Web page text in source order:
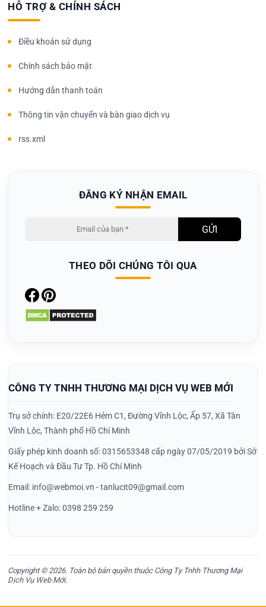
HỖ TRỢ & CHÍNH SÁCH
Điều khoản sử dụng
Chính sách bảo mật
Hướng dẫn thanh toán
Thông tin vận chuyển và bàn giao dịch vụ
rss.xml
ĐĂNG KÝ NHẬN EMAIL
THEO DÕI CHÚNG TÔI QUA
CÔNG TY TNHH THƯƠNG MẠI DỊCH VỤ WEB MỚI
Trụ sở chính: E20/22E6 Hẻm C1, Đường Vĩnh Lộc, Ấp 57, Xã Tân
Vĩnh Lộc, Thành phố Hồ Chí Minh
Giấy phép kinh doanh số: 0315653348 cấp ngày 07/05/2019 bởi Sở
Kế Hoạch và Đầu Tư Tp. Hồ Chí Minh
Email: info@webmoi.vn - tanlucit09@gmail.com
Hotline + Zalo: 0398 259 259
Copyright © 2026. Toàn bộ bản quyền thuộc Công Ty Tnhh Thương Mại
Dịch Vụ Web Mới.